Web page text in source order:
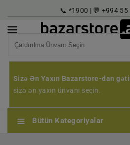
📞 *1900 | 💬 +994
Super Maqazin Karyera
Sizə Ən Yaxın Bazarstore-dan
sizə ən yaxın ünvanı seçin.
Bütün Kategoriyalar